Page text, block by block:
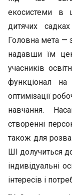
екосистеми в
дитячих
Головна мета —
надавши їм
учасників
функціонал
оптимізації
навчання.
створенні
також для
ШІ долучиться
індивідуальні
інтересів і